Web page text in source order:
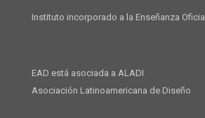
Instituto incorporado a la Enseñanza Oficial
EAD está asociada a ALADI
Asociación Latinoamericana de Diseño